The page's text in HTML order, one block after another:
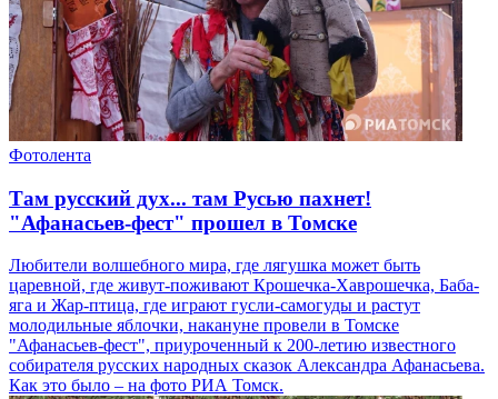
Фотолента
Там русский дух... там Русью пахнет!
"Афанасьев-фест" прошел в Томске
Любители волшебного мира, где лягушка может быть
царевной, где живут-поживают Крошечка-Хаврошечка, Баба-
яга и Жар-птица, где играют гусли-самогуды и растут
молодильные яблочки, накануне провели в Томске
"Афанасьев-фест", приуроченный к 200-летию известного
собирателя русских народных сказок Александра Афанасьева.
Как это было – на фото РИА Томск.